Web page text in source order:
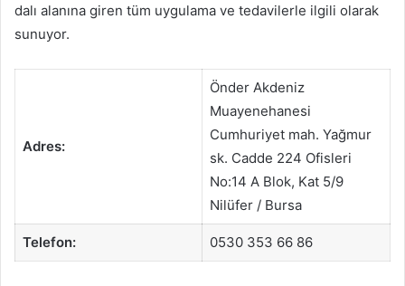
dalı alanına giren tüm uygulama ve tedavilerle ilgili olarak
sunuyor.
Adres:
Önder Akdeniz
Muayenehanesi
Cumhuriyet mah. Yağmur
sk. Cadde 224 Ofisleri
No:14 A Blok, Kat 5/9
Nilüfer / Bursa
Telefon: 0530 353 66 86